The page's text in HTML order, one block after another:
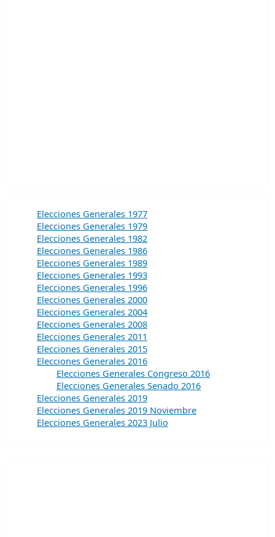
Elecciones Generales 1977
Elecciones Generales 1979
Elecciones Generales 1982
Elecciones Generales 1986
Elecciones Generales 1989
Elecciones Generales 1993
Elecciones Generales 1996
Elecciones Generales 2000
Elecciones Generales 2004
Elecciones Generales 2008
Elecciones Generales 2011
Elecciones Generales 2015
Elecciones Generales 2016
Elecciones Generales Congreso 2016
Elecciones Generales Senado 2016
Elecciones Generales 2019
Elecciones Generales 2019 Noviembre
Elecciones Generales 2023 Julio